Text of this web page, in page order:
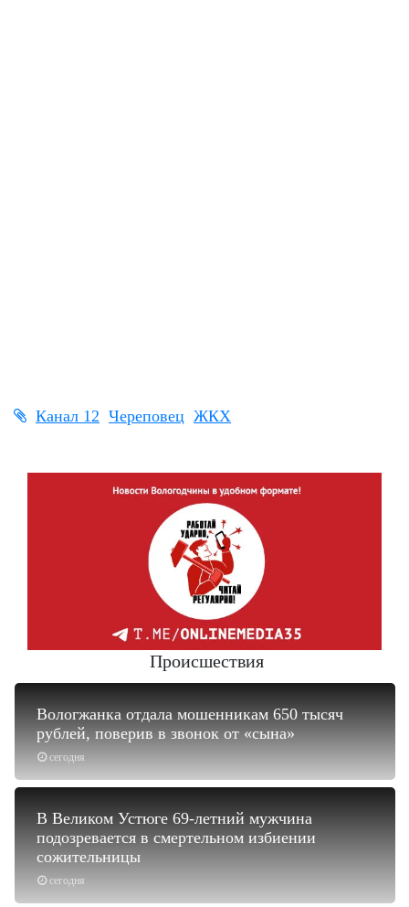
Канал 12 Череповец ЖКХ
Происшествия
сегодня
Вологжанка отдала мошенникам 650 тысяч
рублей, поверив в звонок от «сына»
сегодня
В Великом Устюге 69-летний мужчина
подозревается в смертельном избиении
сожительницы